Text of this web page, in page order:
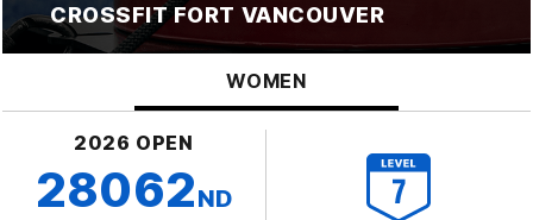
CROSSFIT FORT VANCOUVER
WOMEN
2026 OPEN
28062ND